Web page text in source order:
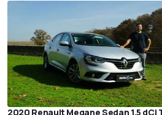
2020 Renault Megane Sedan 1.5 dCi